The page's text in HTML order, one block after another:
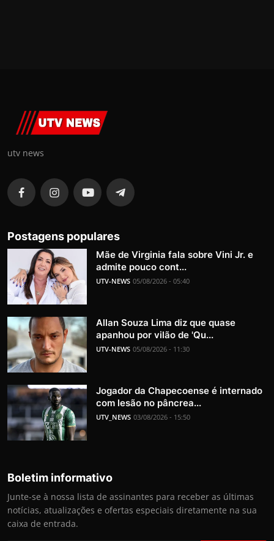
utv news
Postagens populares
Mãe de Virginia fala sobre Vini Jr. e
admite pouco cont...
UTV-NEWS 05/08/2026 - 05:40
Allan Souza Lima diz que quase
apanhou por vilão de 'Qu...
UTV-NEWS 05/08/2026 - 11:30
Jogador da Chapecoense é internado
com lesão no pâncrea...
UTV_NEWS 03/08/2026 - 15:50
Boletim informativo
Junte-se à nossa lista de assinantes para receber as últimas
notícias, atualizações e ofertas especiais diretamente na sua
caixa de entrada.